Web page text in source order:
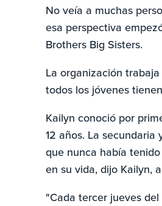
No veía a muchas
esa perspectiva
Brothers Big Sisters.
La organización
todos los jóvenes
Kailyn conoció por
12 años. La
que nunca había
en su vida, dijo Kailyn,
"Cada tercer jueves